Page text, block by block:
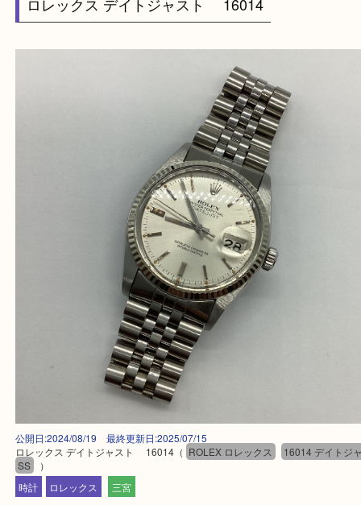
ロレックス デイトジャスト 16014